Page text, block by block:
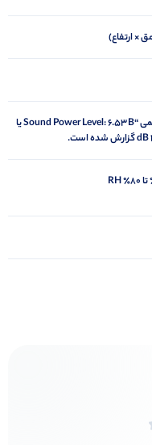
سطح صدای گفته شده در اسناد رسمی “Sound Power Level: 6.53 B یا